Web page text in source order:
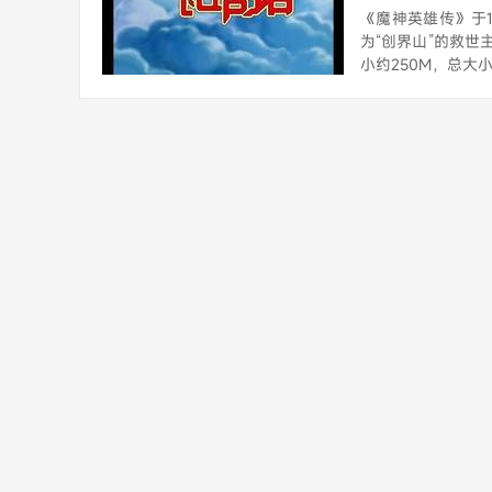
《魔神英雄传》
为“创界山”的救世
小约250M，总大